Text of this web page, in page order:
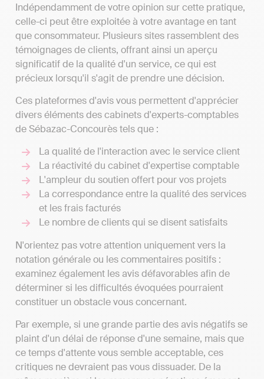
Indépendamment de votre opinion sur cette pratique,
celle-ci peut être exploitée à votre avantage en tant
que consommateur. Plusieurs sites rassemblent des
témoignages de clients, offrant ainsi un aperçu
significatif de la qualité d'un service, ce qui est
précieux lorsqu'il s'agit de prendre une décision.
Ces plateformes d'avis vous permettent d'apprécier
divers éléments des cabinets d'experts-comptables
de Sébazac-Concourès tels que :
La qualité de l'interaction avec le service client
La réactivité du cabinet d'expertise comptable
L'ampleur du soutien offert pour vos projets
La correspondance entre la qualité des services
et les frais facturés
Le nombre de clients qui se disent satisfaits
N'orientez pas votre attention uniquement vers la
notation générale ou les commentaires positifs :
examinez également les avis défavorables afin de
déterminer si les difficultés évoquées pourraient
constituer un obstacle vous concernant.
Par exemple, si une grande partie des avis négatifs se
plaint d'un délai de réponse d'une semaine, mais que
ce temps d'attente vous semble acceptable, ces
critiques ne devraient pas vous dissuader. De la